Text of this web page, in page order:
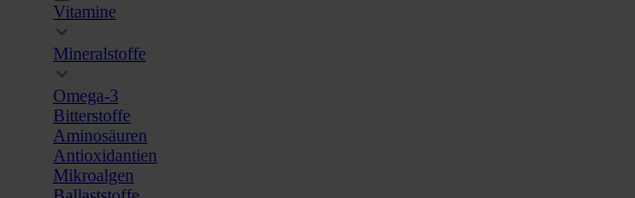
Vitamine
Mineralstoffe
Omega-3
Bitterstoffe
Aminosäuren
Antioxidantien
Mikroalgen